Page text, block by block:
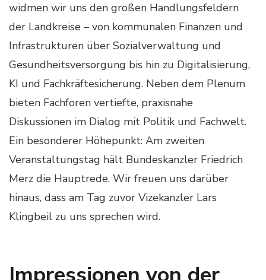
widmen wir uns den großen Handlungsfeldern
der Landkreise – von kommunalen Finanzen und
Infrastrukturen über Sozialverwaltung und
Gesundheitsversorgung bis hin zu Digitalisierung,
KI und Fachkräftesicherung. Neben dem Plenum
bieten Fachforen vertiefte, praxisnahe
Diskussionen im Dialog mit Politik und Fachwelt.
Ein besonderer Höhepunkt: Am zweiten
Veranstaltungstag hält Bundeskanzler Friedrich
Merz die Hauptrede. Wir freuen uns darüber
hinaus, dass am Tag zuvor Vizekanzler Lars
Klingbeil zu uns sprechen wird.